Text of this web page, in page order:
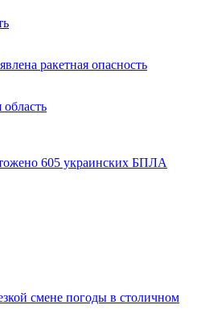
ракетная опасность
область
605 украинских БПЛА
смене погоды в столичном